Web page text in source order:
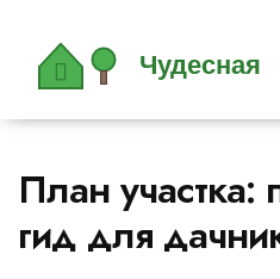
План участка:
гид для